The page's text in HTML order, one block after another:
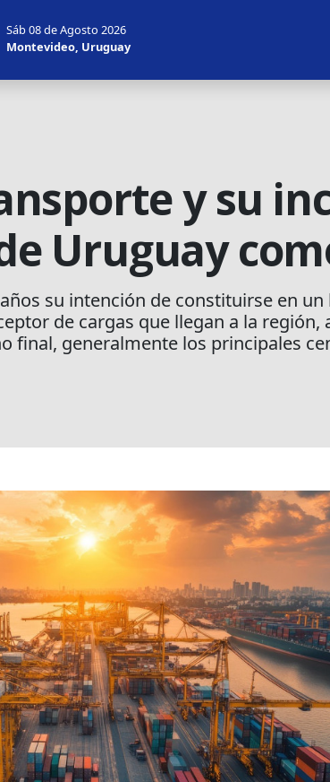
Sáb 08 de Agosto 2026
Montevideo, Uruguay
y su
Uruguay
su intención de constituirse en
de cargas que llegan a la región,
final, generalmente los principales